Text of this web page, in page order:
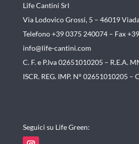
Life Cantini Srl
Via Lodovico Grossi, 5 – 46019
Telefono +39 0375 240074 – Fax
info@life-cantini.com
C. F. e P.Iva 02651010205 – R.E.A.
ISCR. REG. IMP. N° 02651010205 –
Seguici su Life Green: